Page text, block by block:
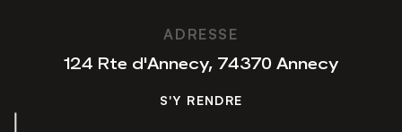
ADRESSE
124 Rte d'Annecy, 74370 Annecy
S'Y RENDRE